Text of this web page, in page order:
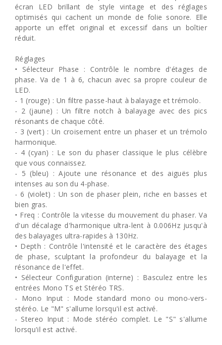
écran LED brillant de style vintage et des réglages
optimisés qui cachent un monde de folie sonore. Elle
apporte un effet original et excessif dans un boîtier
réduit.
Réglages
• Sélecteur Phase : Contrôle le nombre d'étages de
phase. Va de 1 à 6, chacun avec sa propre couleur de
LED.
- 1 (rouge) : Un filtre passe-haut à balayage et trémolo.
- 2 (jaune) : Un filtre notch à balayage avec des pics
résonants de chaque côté.
- 3 (vert) : Un croisement entre un phaser et un trémolo
harmonique.
- 4 (cyan) : Le son du phaser classique le plus célèbre
que vous connaissez.
- 5 (bleu) : Ajoute une résonance et des aiguës plus
intenses au son du 4-phase.
- 6 (violet) : Un son de phaser plein, riche en basses et
bien gras.
• Freq : Contrôle la vitesse du mouvement du phaser. Va
d'un décalage d'harmonique ultra-lent à 0.006Hz jusqu'à
des balayages ultra-rapides à 130Hz.
• Depth : Contrôle l'intensité et le caractère des étages
de phase, sculptant la profondeur du balayage et la
résonance de l'effet.
• Sélecteur Configuration (interne) : Basculez entre les
entrées Mono TS et Stéréo TRS.
- Mono Input : Mode standard mono ou mono-vers-
stéréo. Le "M" s'allume lorsqu'il est activé.
- Stereo Input : Mode stéréo complet. Le "S" s'allume
lorsqu'il est activé.